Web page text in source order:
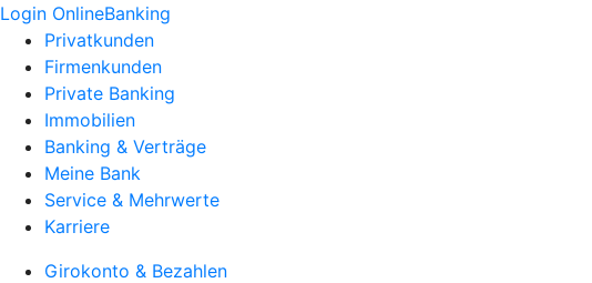
Login OnlineBanking
Privatkunden
Firmenkunden
Private Banking
Immobilien
Banking & Verträge
Meine Bank
Service & Mehrwerte
Karriere
Girokonto & Bezahlen